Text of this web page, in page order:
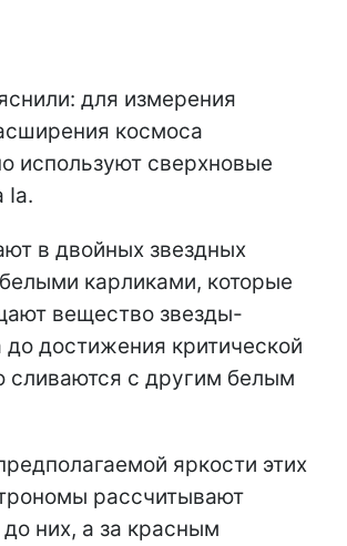
для измерения
космоса
используют сверхновые
Ia.
в двойных звездных
карликами, которые
вещество звезды-
до достижения критической
сливаются с другим белым
яркости этих
рассчитывают
них, а за красным